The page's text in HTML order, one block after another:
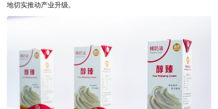
地切实推动产业升级。